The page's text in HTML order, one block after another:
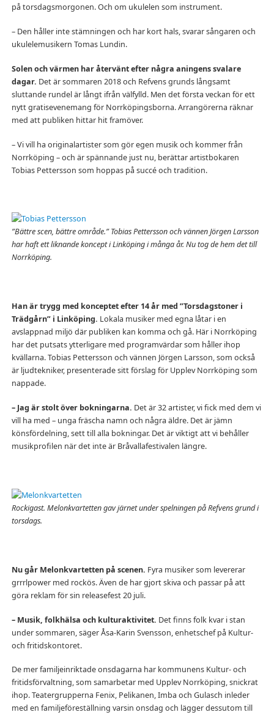
på torsdagsmorgonen. Och om ukulelen som instrument.
– Den håller inte stämningen och har kort hals, svarar sångaren och
ukulelemusikern Tomas Lundin.
Solen och värmen har återvänt efter några aningens svalare
dagar. Det är sommaren 2018 och Refvens grunds långsamt
sluttande rundel är långt ifrån välfylld. Men det första veckan för ett
nytt gratisevenemang för Norrköpingsborna. Arrangörerna räknar
med att publiken hittar hit framöver.
– Vi vill ha originalartister som gör egen musik och kommer från
Norrköping – och är spännande just nu, berättar artistbokaren
Tobias Pettersson som hoppas på succé och tradition.
”Bättre scen, bättre område.” Tobias Pettersson och vännen Jörgen Larsson
har haft ett liknande koncept i Linköping i många år. Nu tog de hem det till
Norrköping.
Han är trygg med konceptet efter 14 år med ”Torsdagstoner i
Trädgårn” i Linköping. Lokala musiker med egna låtar i en
avslappnad miljö där publiken kan komma och gå. Här i Norrköping
har det putsats ytterligare med programvärdar som håller ihop
kvällarna. Tobias Pettersson och vännen Jörgen Larsson, som också
är ljudtekniker, presenterade sitt förslag för Upplev Norrköping som
nappade.
– Jag är stolt över bokningarna. Det är 32 artister, vi fick med dem vi
vill ha med – unga fräscha namn och några äldre. Det är jämn
könsfördelning, sett till alla bokningar. Det är viktigt att vi behåller
musikprofilen när det inte är Bråvallafestivalen längre.
Rockigast. Melonkvartetten gav järnet under spelningen på Refvens grund i
torsdags.
Nu går Melonkvartetten på scenen. Fyra musiker som levererar
grrrlpower med rockös. Även de har gjort skiva och passar på att
göra reklam för sin releasefest 20 juli.
– Musik, folkhälsa och kulturaktivitet. Det finns folk kvar i stan
under sommaren, säger Åsa-Karin Svensson, enhetschef på Kultur-
och fritidskontoret.
De mer familjeinriktade onsdagarna har kommunens Kultur- och
fritidsförvaltning, som samarbetar med Upplev Norrköping, snickrat
ihop. Teatergrupperna Fenix, Pelikanen, Imba och Gulasch inleder
med en familjeföreställning varsin onsdag och lägger dessutom till